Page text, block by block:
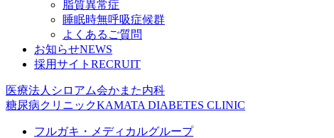
脂質異常症
睡眠時無呼吸症候群
よくあるご質問
お知らせNEWS
採用サイト RECRUIT
医療法人シロアム会かまた内科
糖尿病クリニックKAMATA DIABETES CLINIC
フルガキ・メディカルグループ